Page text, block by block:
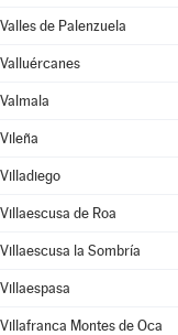
Valles de Palenzuela
Valluércanes
Valmala
Vileña
Villadiego
Villaescusa de Roa
Villaescusa la Sombría
Villaespasa
Villafranca Montes de Oca